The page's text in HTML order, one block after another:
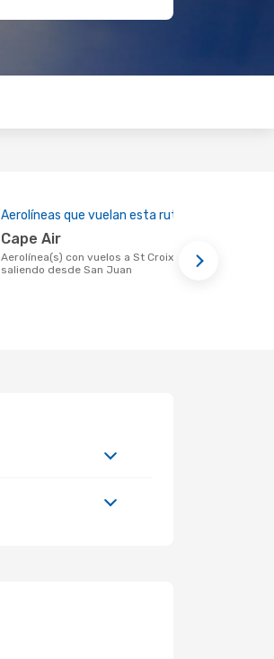
Aerolíneas que vuelan esta ruta
Cape Air
Aerolínea(s) con vuelos a St Croix Island
saliendo desde San Juan